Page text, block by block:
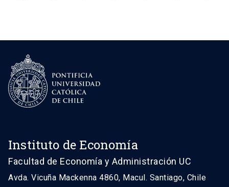
Instituto de Economía
Facultad de Economía y Administración UC
Avda. Vicuña Mackenna 4860, Macul. Santiago, Chile